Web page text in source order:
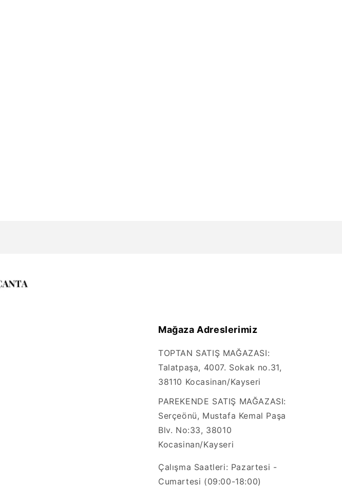
Mağaza Adreslerimiz
TOPTAN SATIŞ MAĞAZASI:
Talatpaşa, 4007. Sokak no.31,
38110 Kocasinan/Kayseri
PAREKENDE SATIŞ MAĞAZASI:
Serçeönü, Mustafa Kemal Paşa
Blv. No:33, 38010
Kocasinan/Kayseri
Çalışma Saatleri: Pazartesi -
Cumartesi (09:00-18:00)